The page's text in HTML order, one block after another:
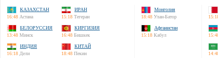
КАЗАХСТАН
16:48 Астана
ИРАН
15:18 Тегеран
БЕЛОРУССИЯ
13:48 Минск
КИРГИЗИЯ
16:48 Бишкек
ИНДИЯ
16:18 Дели
КИТАЙ
18:48 Пекин
Монголия
18:48 Улан-Батор
Афганистан
15:18 Кабул